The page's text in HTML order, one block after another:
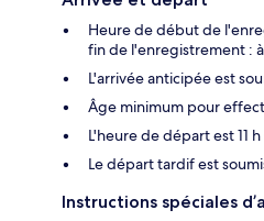
Heure de début de
fin de l'enregistrement :
L'arrivée anticipée est
Âge minimum pour
L'heure de départ est 11
Le départ tardif est
Instructions spéciales